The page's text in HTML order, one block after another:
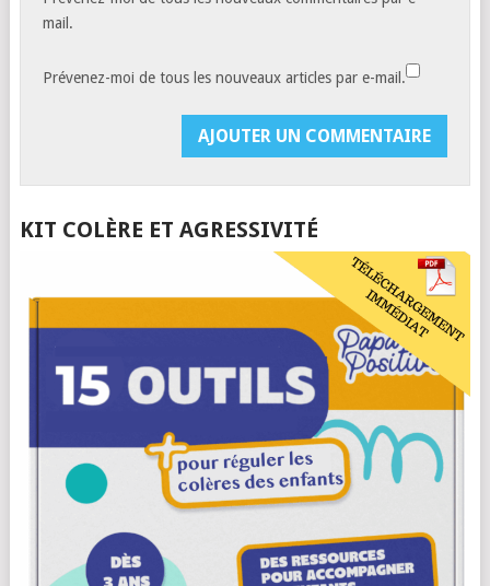
mail.
Prévenez-moi de tous les nouveaux articles par e-mail.
KIT COLÈRE ET AGRESSIVITÉ